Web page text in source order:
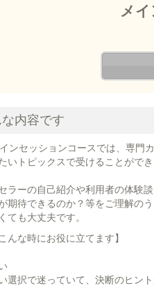
メ
な内容です
ンセッションコースでは、専門
いトピックスで受けることができ
ラーの自己紹介や利用者の体験
期待できるのか？等をご理解の
ても大丈夫です。
んな時にお役に立てます】
選択で迷っていて、決断のヒン